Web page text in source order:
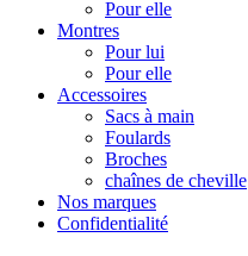
Pour elle
Montres
Pour lui
Pour elle
Accessoires
Sacs à main
Foulards
Broches
chaînes de cheville
Nos marques
Confidentialité